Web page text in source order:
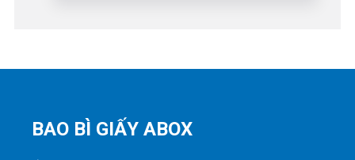
BAO BÌ GIẤY ABOX